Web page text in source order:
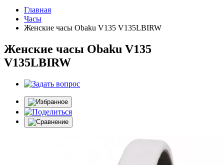
Главная
Часы
Женские часы Obaku V135 V135LBIRW
Женские часы Obaku V135
V135LBIRW